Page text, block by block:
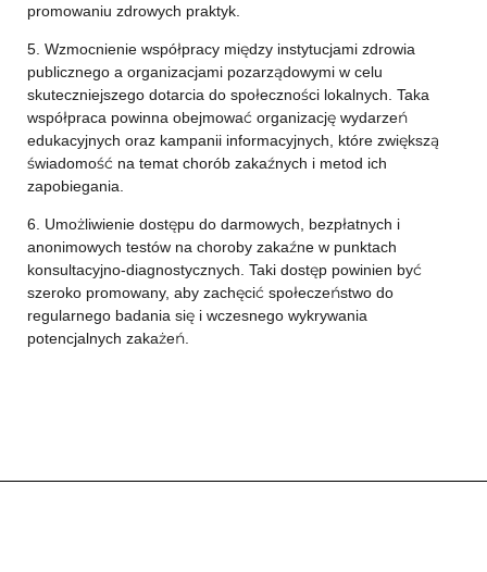
promowaniu zdrowych praktyk.
5. Wzmocnienie współpracy między instytucjami zdrowia
publicznego a organizacjami pozarządowymi w celu
skuteczniejszego dotarcia do społeczności lokalnych. Taka
współpraca powinna obejmować organizację wydarzeń
edukacyjnych oraz kampanii informacyjnych, które zwiększą
świadomość na temat chorób zakaźnych i metod ich
zapobiegania.
6. Umożliwienie dostępu do darmowych, bezpłatnych i
anonimowych testów na choroby zakaźne w punktach
konsultacyjno-diagnostycznych. Taki dostęp powinien być
szeroko promowany, aby zachęcić społeczeństwo do
regularnego badania się i wczesnego wykrywania
potencjalnych zakażeń.